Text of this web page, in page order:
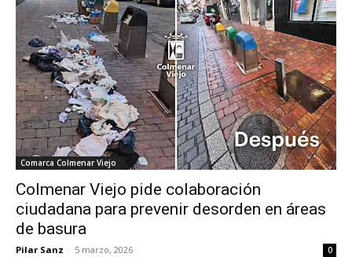
Comarca Colmenar Viejo
Colmenar Viejo pide colaboración
ciudadana para prevenir desorden en áreas
de basura
Pilar Sanz - 5 marzo, 2026 0